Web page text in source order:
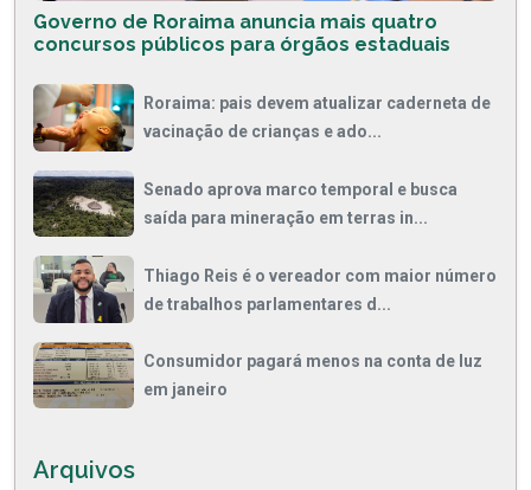
Governo de Roraima anuncia mais quatro
concursos públicos para órgãos estaduais
Roraima: pais devem atualizar caderneta de
vacinação de crianças e ado...
Senado aprova marco temporal e busca
saída para mineração em terras in...
Thiago Reis é o vereador com maior número
de trabalhos parlamentares d...
Consumidor pagará menos na conta de luz
em janeiro
Arquivos